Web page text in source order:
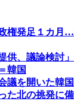
権発足１カ月
供、議論検討
韓国
議を開いた韓
た北の挑発に